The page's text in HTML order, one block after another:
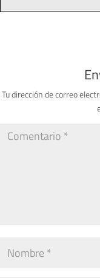
Tu dirección de correo